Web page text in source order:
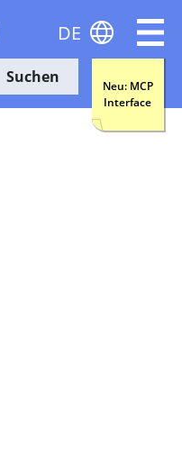
Suchen
Neu: MCP
Interface
DE